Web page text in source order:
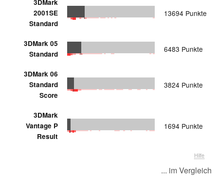
3DMark
2001SE
Standard
13694 Punkte
3DMark 05
Standard
6483 Punkte
3DMark 06
Standard
Score
3824 Punkte
3DMark
Vantage P
Result
1694 Punkte
Hilfe
... im Vergleich